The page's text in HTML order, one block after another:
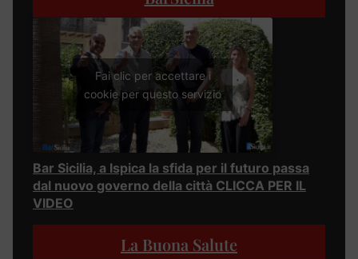
Fai clic per accettare i
cookie per questo servizio
Bar Sicilia, a Ispica la sfida per il futuro passa
dal nuovo governo della città CLICCA PER IL
VIDEO
La Buona Salute